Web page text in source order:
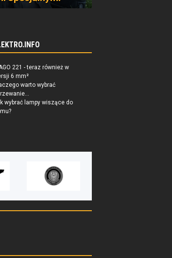
221 - teraz również w
6 mm²
warto wybrać
wybrać lampy wiszące do